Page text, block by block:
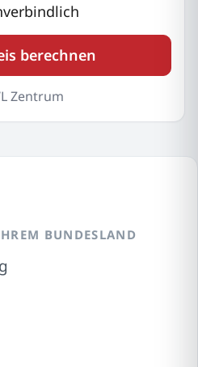
berechnen
Zentrum
BUNDESLAND